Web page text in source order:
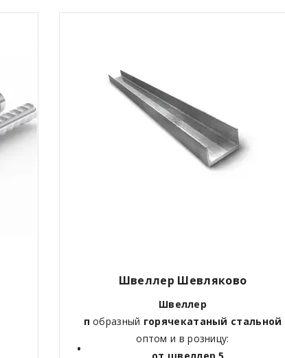
Швеллер Шевляково
Швеллер
побразный горячекатаный стальной
оптом и в розницу: